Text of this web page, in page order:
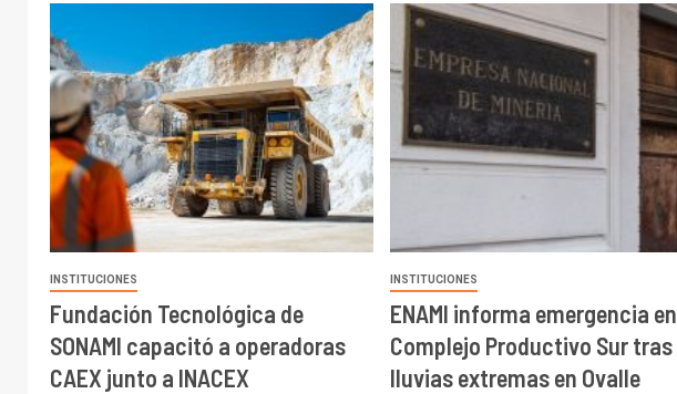
INSTITUCIONES
Fundación Tecnológica de
SONAMI capacitó a operadoras
CAEX junto a INACEX
INSTITUCIONES
ENAMI informa emergencia en
Complejo Productivo Sur tras
lluvias extremas en Ovalle